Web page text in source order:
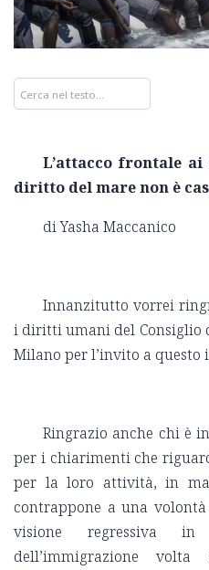
L’attacco frontale
diritto del mare non è
di Yasha Maccanico
Innanzitutto vorrei
i diritti umani del Consiglio
Milano per l’invito a questo
Ringrazio anche chi è
per i chiarimenti che
per la loro attività, in
contrappone a una
visione regressiva
dell’immigrazione